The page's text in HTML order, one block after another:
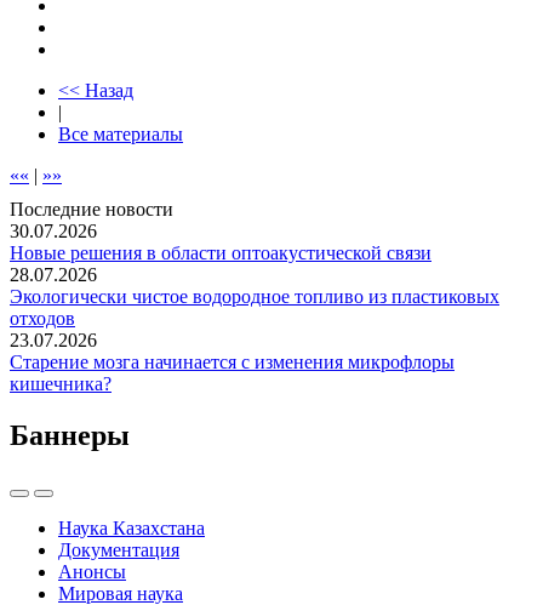
<< Назад
|
Все материалы
«« | »»
Последние новости
30.07.2026
Новые решения в области оптоакустической связи
28.07.2026
Экологически чистое водородное топливо из пластиковых
отходов
23.07.2026
Старение мозга начинается с изменения микрофлоры
кишечника?
Баннеры
Наука Казахстана
Документация
Анонсы
Мировая наука